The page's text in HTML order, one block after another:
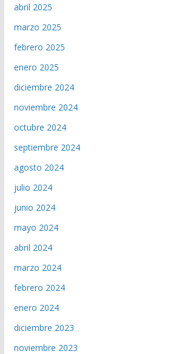
abril 2025
marzo 2025
febrero 2025
enero 2025
diciembre 2024
noviembre 2024
octubre 2024
septiembre 2024
agosto 2024
julio 2024
junio 2024
mayo 2024
abril 2024
marzo 2024
febrero 2024
enero 2024
diciembre 2023
noviembre 2023